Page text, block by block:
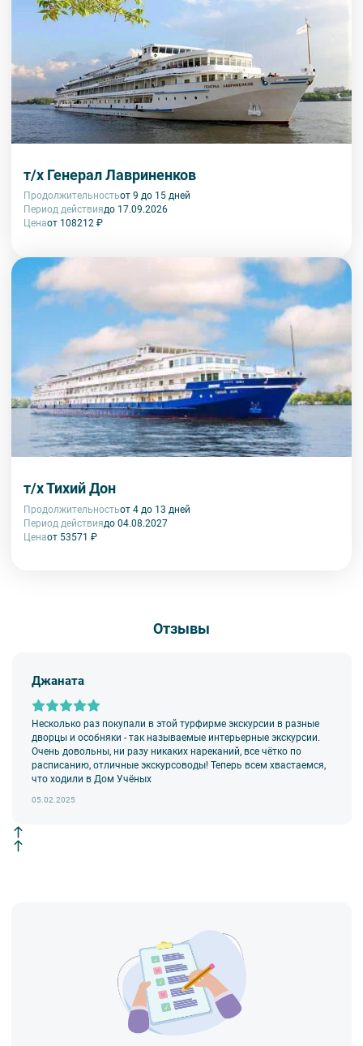
палаты.
Музей фресок Дионисия. Посещение территории
ансамбля Ферапонтова монастыря, Собора Рождества
Богородицы и церкви Мартиниана.
* Выбор дополнительных экскурсий носит ознакомительный
характер, точная информация о дополнительных экскурсиях
в круизе будет представлена на борту теплохода.
т/х Генерал Лавриненков
Продолжительностьот 9 до 15 дней
Период действиядо 17.09.2026
Ценаот 108212 ₽
т/х Тихий Дон
Продолжительностьот 4 до 13 дней
Период действиядо 04.08.2027
Ценаот 53571 ₽
Отзывы
Джаната
Несколько раз покупали в этой турфирме экскурсии в разные
дворцы и особняки - так называемые интерьерные экскурсии.
Очень довольны, ни разу никаких нареканий, все чётко по
расписанию, отличные экскурсоводы! Теперь всем хвастаемся,
что ходили в Дом Учёных
05.02.2025